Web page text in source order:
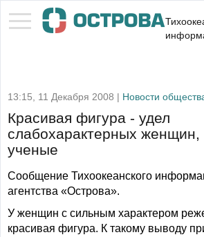
13:15, 11 Декабря 2008 | Новости
Красивая фигура - удел
слабохарактерных женщин,
ученые
Сообщение Тихоокеанского
агентства «Острова».
У женщин с сильным характером
красивая фигура. К такому выводу